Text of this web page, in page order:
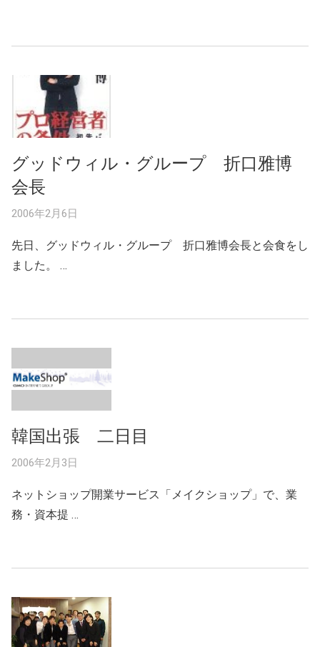
グッドウィル・グループ 折口雅博
会長
2006年2月6日
先日、グッドウィル・グループ 折口雅博会長と会食をし
ました。 …
韓国出張 二日目
2006年2月3日
ネットショップ開業サービス「メイクショップ」で、業
務・資本提 …